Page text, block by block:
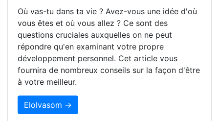
Où vas-tu dans ta vie ? Avez-vous une idée d'où
vous êtes et où vous allez ? Ce sont des
questions cruciales auxquelles on ne peut
répondre qu'en examinant votre propre
développement personnel. Cet article vous
fournira de nombreux conseils sur la façon d'être
à votre meilleur.
Elolvasom →